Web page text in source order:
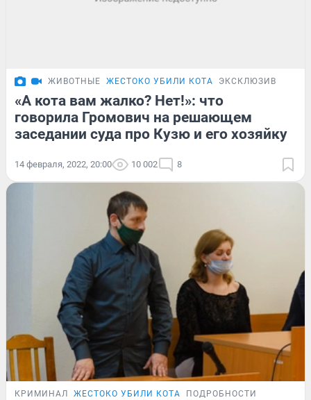
ЖИВОТНЫЕ ЖЕСТОКО УБИЛИ КОТА ЭКСКЛЮЗИВ
«А кота вам жалко? Нет!»: что
говорила Громович на решающем
заседании суда про Кузю и его хозяйку
14 февраля, 2022, 20:00 10 002 8
КРИМИНАЛ ЖЕСТОКО УБИЛИ КОТА ПОДРОБНОСТИ